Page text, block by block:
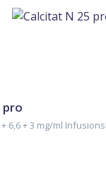
pro
+ 6,6 + 3 mg/ml